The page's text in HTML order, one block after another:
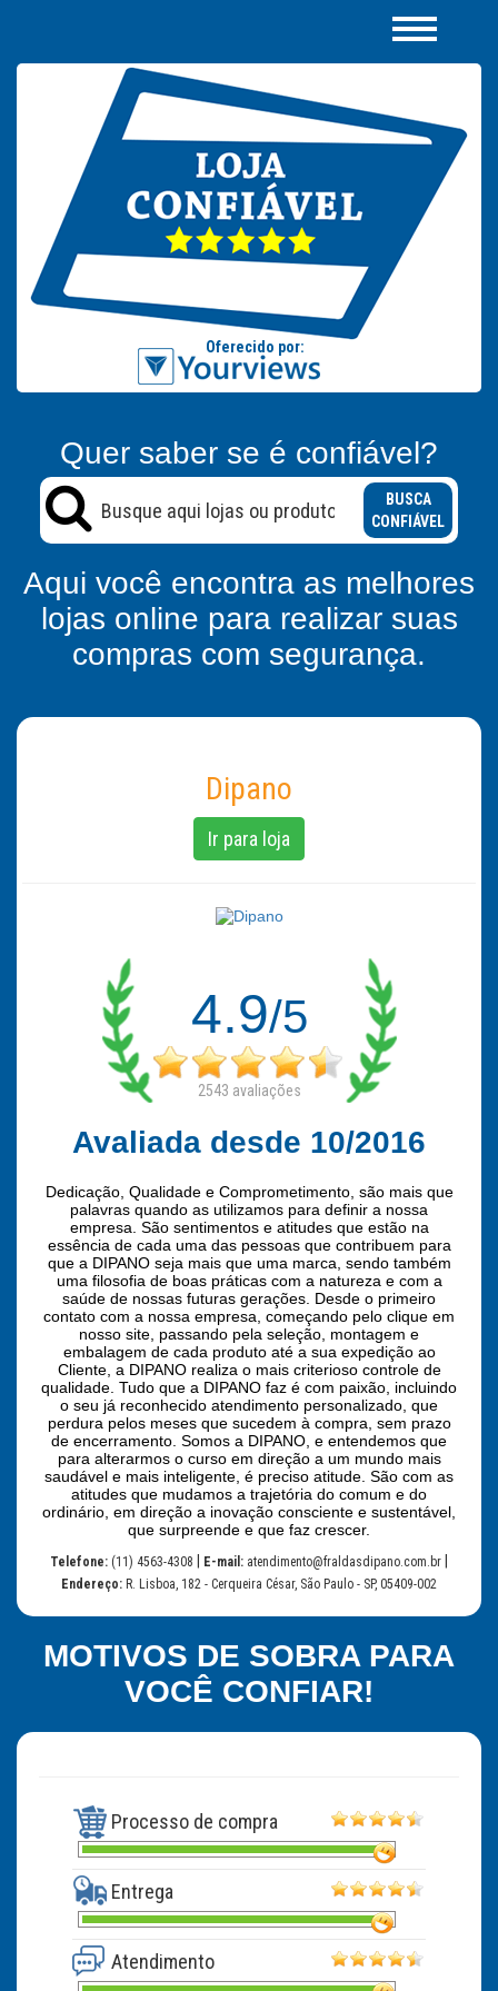
Quer saber se é confiável?
BUSCA
CONFIÁVEL
Aqui você encontra as melhores
lojas online para realizar suas
compras com segurança.
Dipano
Ir para loja
4.9/5
2543 avaliações
Avaliada desde 10/2016
Dedicação, Qualidade e Comprometimento, são mais que
palavras quando as utilizamos para definir a nossa
empresa. São sentimentos e atitudes que estão na
essência de cada uma das pessoas que contribuem para
que a DIPANO seja mais que uma marca, sendo também
uma filosofia de boas práticas com a natureza e com a
saúde de nossas futuras gerações. Desde o primeiro
contato com a nossa empresa, começando pelo clique em
nosso site, passando pela seleção, montagem e
embalagem de cada produto até a sua expedição ao
Cliente, a DIPANO realiza o mais criterioso controle de
qualidade. Tudo que a DIPANO faz é com paixão, incluindo
o seu já reconhecido atendimento personalizado, que
perdura pelos meses que sucedem à compra, sem prazo
de encerramento. Somos a DIPANO, e entendemos que
para alterarmos o curso em direção a um mundo mais
saudável e mais inteligente, é preciso atitude. São com as
atitudes que mudamos a trajetória do comum e do
ordinário, em direção a inovação consciente e sustentável,
que surpreende e que faz crescer.
Telefone: (11) 4563-4308 E-mail: atendimento@fraldasdipano.com.br
Endereço: R. Lisboa, 182 - Cerqueira César, São Paulo - SP, 05409-002
MOTIVOS DE SOBRA PARA
VOCÊ CONFIAR!
Processo de compra
Entrega
Atendimento